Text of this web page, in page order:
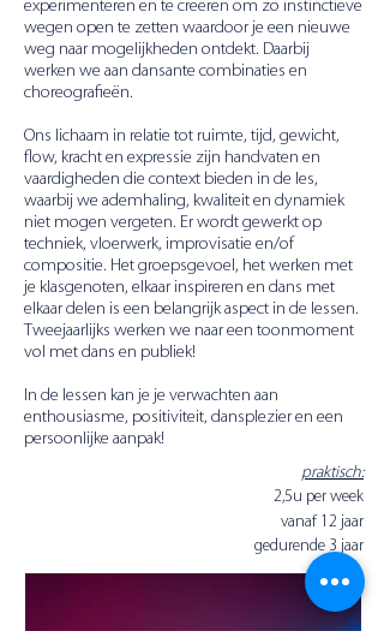
experimenteren en te creëren om zo instinctieve
wegen open te zetten waardoor je een nieuwe
weg naar mogelijkheden ontdekt. Daarbij
werken we aan dansante combinaties en
choreografieën.
Ons lichaam in relatie tot ruimte, tijd, gewicht,
flow, kracht en expressie zijn handvaten en
vaardigheden die context bieden in de les,
waarbij we ademhaling, kwaliteit en dynamiek
niet mogen vergeten. Er wordt gewerkt op
techniek, vloerwerk, improvisatie en/of
compositie. Het groepsgevoel, het werken met
je klasgenoten, elkaar inspireren en dans met
elkaar delen is een belangrijk aspect in de lessen.
Tweejaarlijks werken we naar een toonmoment
vol met dans en publiek!
In de lessen kan je je verwachten aan
enthousiasme, positiviteit, dansplezier en een
persoonlijke aanpak!
praktisch:
2,5u per week
vanaf 12 jaar
gedurende 3 jaar